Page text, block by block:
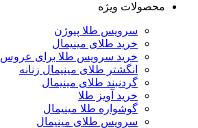
محصولات ویژه
سرویس طلا پیوژن
خرید طلای مینیمال
خرید سرویس طلا برای عروس
انگشتر طلای مینیمال زنانه
گردنبند طلای مینیمال
خرید آویز طلا
گوشواره طلا مینیمال
سرویس طلای مینیمال